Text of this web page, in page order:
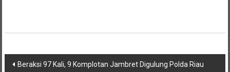
Navigasi
Beraksi 97 Kali, 9 Komplotan Jambret Digulung Polda Riau